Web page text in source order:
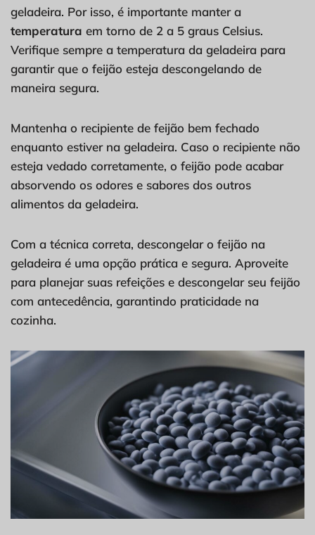
geladeira. Por isso, é importante manter a
temperatura em torno de 2 a 5 graus Celsius.
Verifique sempre a temperatura da geladeira para
garantir que o feijão esteja descongelando de
maneira segura.
Mantenha o recipiente de feijão bem fechado
enquanto estiver na geladeira. Caso o recipiente não
esteja vedado corretamente, o feijão pode acabar
absorvendo os odores e sabores dos outros
alimentos da geladeira.
Com a técnica correta, descongelar o feijão na
geladeira é uma opção prática e segura. Aproveite
para planejar suas refeições e descongelar seu feijão
com antecedência, garantindo praticidade na
cozinha.